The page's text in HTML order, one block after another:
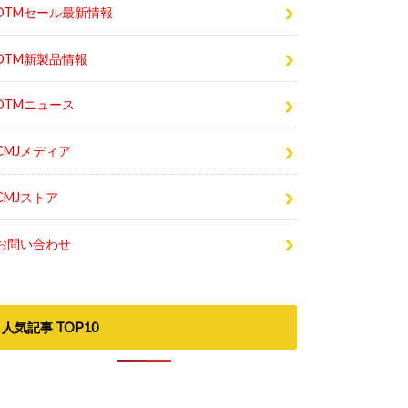
セール最新情報
新製品情報
ニュース
メディア
ストア
問い合わせ
人気記事 TOP10